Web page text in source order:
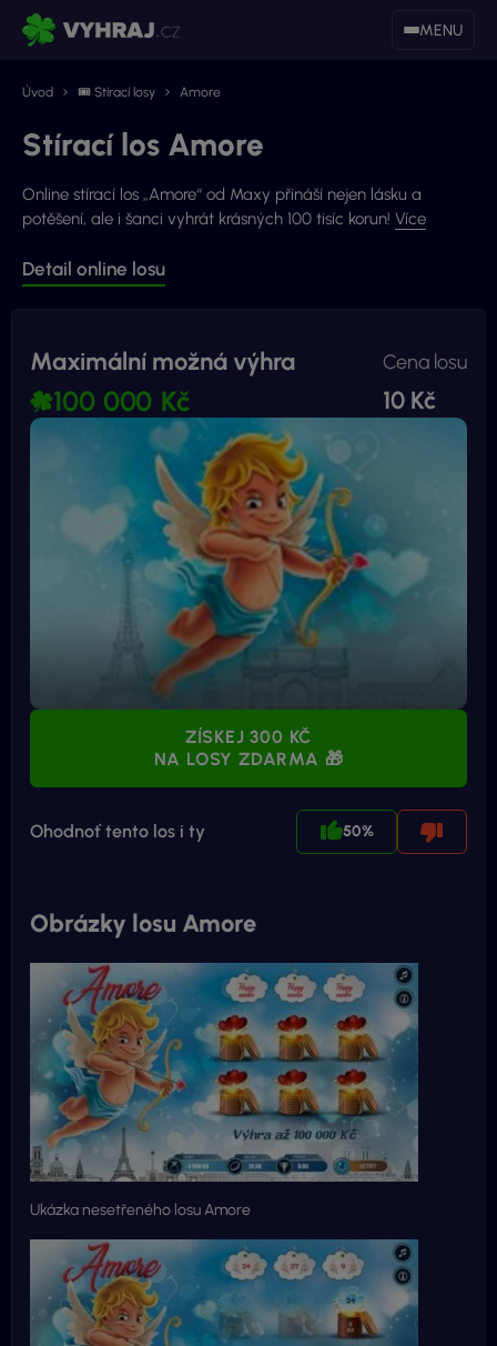
MENU
Úvod 🎟 Stírací losy Amore
Stírací los Amore
Online stírací los „Amore“ od Maxy přináší nejen lásku a
potěšení, ale i šanci vyhrát krásných 100 tisíc korun! Více
Detail online losu
Maximální možná výhra
100 000 Kč
Cena losu
10 Kč
ZÍSKEJ 300 KČ
NA LOSY ZDARMA 🎁
Ohodnoť tento los i ty 50%
Obrázky losu Amore
Ukázka nesetřeného losu Amore